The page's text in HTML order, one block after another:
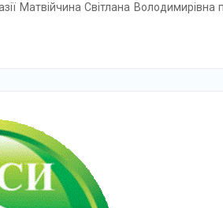
Матвійчина Світлана Володимирівна